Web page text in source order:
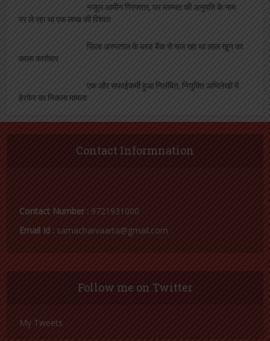
नजूल आमीन गिरफ्तार, घर मरम्मत की अनुमति के नाम
पर ले रहा था एक लाख की रिश्वत
ज़िला अस्पताल के ब्लड बैंक से चल रहा था लाल खून का
काला कारोबार
एक और सफाईकर्मी हुआ निलंबित, नियुक्ति अभिलेखों में
हेरफेर का निकला मामला
Contact Informnation
Contact Number : 9721931000
Email Id : samacharvaarta@gmail.com
Follow me on Twitter
My Tweets